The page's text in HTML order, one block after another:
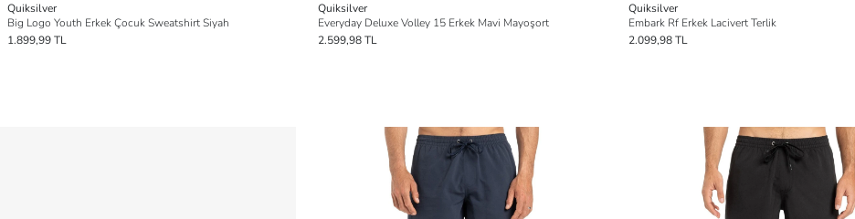
Quiksilver
Big Logo Youth Erkek Çocuk Sweatshirt Siyah
1.899,99 TL
Quiksilver
Everyday Deluxe Volley 15 Erkek Mavi Mayoşort
2.599,98 TL
Quiksilver
Embark Rf Erkek Lacivert Terlik
2.099,98 TL